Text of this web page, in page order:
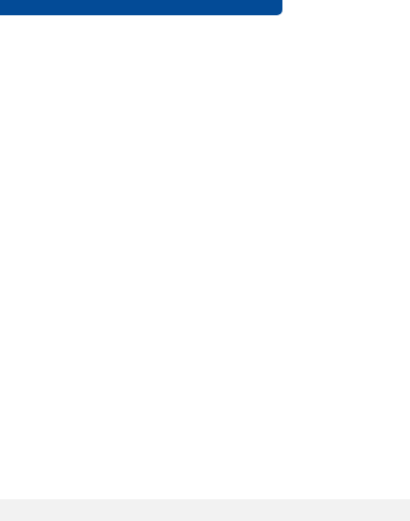
●事務局への質問・お問合せ
●スポーツ少年団助成事業